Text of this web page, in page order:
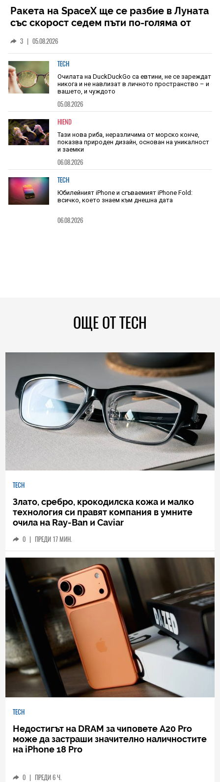
Ракета на SpaceX ще се разбие в Луната
със скорост седем пъти по-голяма от
3 | 05.08.2026
TECH
Очилата на DuckDuckGo са евтини, не се зареждат
никога и не навлизат в личното пространство – и
вашето, и чуждото
05.08.2026
HIEND
Тази нова риба, неразличима от морско конче,
показва природен дизайн, основан на уникалност
и заемки
06.08.2026
TECH
Юбилейният iPhone и сгъваемият iPhone Fold:
всичко, което знаем към днешна дата
06.08.2026
ОЩЕ ОТ TECH
TECH
Злато, сребро, крокодилска кожа и малко
технология си правят компания в умните
очила на Ray-Ban и Caviar
0 | ПРЕДИ 17 МИН.
TECH
Недостигът на DRAM за чиповете A20 Pro
може да застраши значително наличностите
на iPhone 18 Pro
0 | ПРЕДИ 6 Ч.